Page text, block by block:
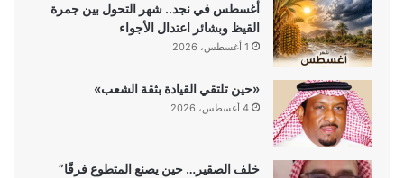
أغسطس في نجد.. شهر التحول بين جمرة
القيظ وبشائر اعتدال الأجواء
1 أغسطس، 2026
«حين تلتقي القيادة بثقة الشعب»
4 أغسطس، 2026
خلف الصقير… حين يصنع المتطوع فرقًا”